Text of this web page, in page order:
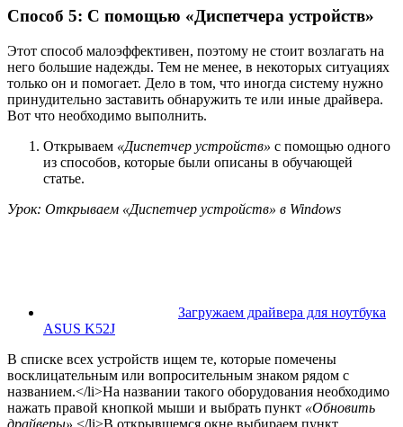
Способ 5: С помощью «Диспетчера устройств»
Этот способ малоэффективен, поэтому не стоит возлагать на
него большие надежды. Тем не менее, в некоторых ситуациях
только он и помогает. Дело в том, что иногда систему нужно
принудительно заставить обнаружить те или иные драйвера.
Вот что необходимо выполнить.
Открываем «Диспетчер устройств» с помощью одного
из способов, которые были описаны в обучающей
статье.
Урок: Открываем «Диспетчер устройств» в Windows
Загружаем драйвера для ноутбука
ASUS K52J
В списке всех устройств ищем те, которые помечены
восклицательным или вопросительным знаком рядом с
названием.</li>На названии такого оборудования необходимо
нажать правой кнопкой мыши и выбрать пункт «Обновить
драйверы».</li>В открывшемся окне выбираем пункт